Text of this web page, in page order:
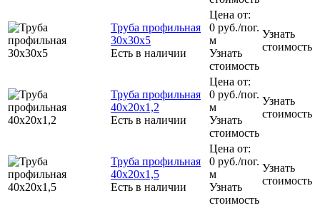
Труба профильная
30x30x5
Есть в наличии
Цена от:
0 руб./пог.
м
Узнать
стоимость
Узнать
стоимость
Труба профильная
40х20х1,2
Есть в наличии
Цена от:
0 руб./пог.
м
Узнать
стоимость
Узнать
стоимость
Труба профильная
40х20х1,5
Есть в наличии
Цена от:
0 руб./пог.
м
Узнать
стоимость
Узнать
стоимость